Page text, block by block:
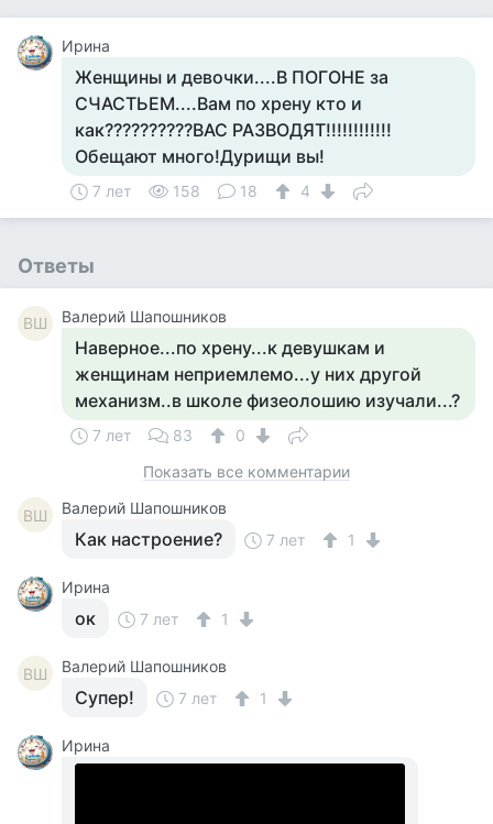
Ирина
Женщины и девочки....В ПОГОНЕ за
СЧАСТЬЕМ....Вам по хрену кто и
как??????????ВАС РАЗВОДЯТ!!!!!!!!!!!!
Обещают много!Дурищи вы!
7 лет 158 18 4
Ответы
ВШ Валерий Шапошников
Наверное...по хрену...к девушкам и
женщинам неприемлемо...у них другой
механизм..в школе физеолошию изучали...?
7 лет 83
0
Показать все комментарии
ВШ Валерий Шапошников
Как настроение? 7 лет 1
Ирина
ок 7 лет 1
ВШ Валерий Шапошников
Супер! 7 лет 1
Ирина